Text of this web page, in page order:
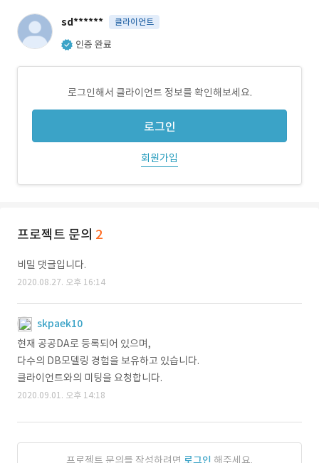
sd****** 클라이언트
인증 완료
로그인해서 클라이언트 정보를 확인해보세요.
로그인
회원가입
프로젝트 문의 2
비밀 댓글입니다.
2020.08.27. 오후 16:14
skpaek10
현재 공공DA로 등록되어 있으며,
다수의 DB모델링 경험을 보유하고 있습니다.
클라이언트와의 미팅을 요청합니다.
2020.09.01. 오후 14:18
프로젝트 문의를 작성하려면 로그인 해주세요.